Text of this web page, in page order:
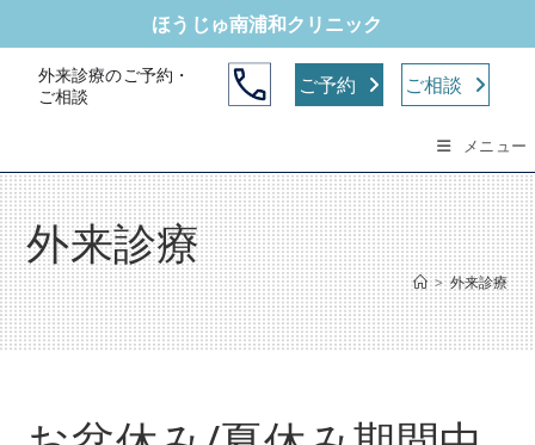
ス
キ
ッ
プ
ほうじゅ南浦和クリニック
外来診療のご予約・
ご相談
ご予約 ご相談
メニュー
外来診療
> 外来診療